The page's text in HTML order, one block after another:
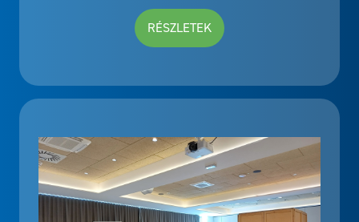
RÉSZLETEK